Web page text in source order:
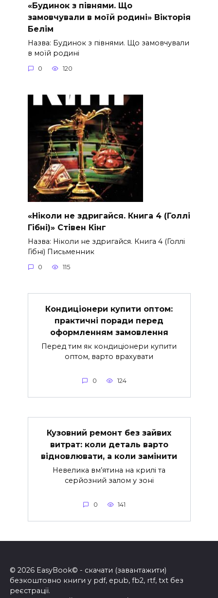
«Будинок з півнями. Що
замовчували в моїй родині» Вікторія
Белім
Назва: Будинок з півнями. Що замовчували
в моїй родині
0 120
«Ніколи не здригайся. Книга 4 (Голлі
Гібні)» Стівен Кінг
Назва: Ніколи не здригайся. Книга 4 (Голлі
Гібні) Письменник
0 115
Кондиціонери купити оптом:
практичні поради перед
оформленням замовлення
Перед тим як кондиціонери купити
оптом, варто врахувати
0 124
Кузовний ремонт без зайвих
витрат: коли деталь варто
відновлювати, а коли замінити
Невелика вм’ятина на крилі та
серйозний залом у зоні
0 141
© 2026 EasyBook© - скачати (завантажити)
безкоштовно книги у pdf, epub, fb2, rtf, txt без
реєстрації.